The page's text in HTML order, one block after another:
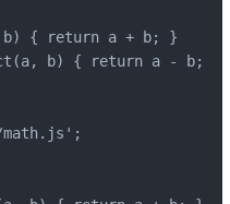
b) { return a + b; }
b) { return a - b; }